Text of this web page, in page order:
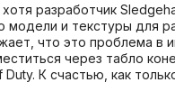
разработчик
и текстуры для
что это проблема
через табло
К счастью, как